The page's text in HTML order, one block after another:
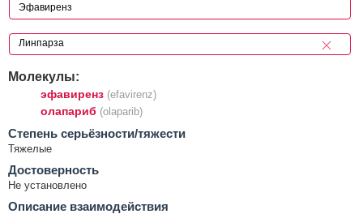
Молекулы:
эфавиренз (efavirenz)
олапариб (olaparib)
Cтепень серьёзности/тяжести
Тяжелые
Достоверность
Не установлено
Описание взаимодействия